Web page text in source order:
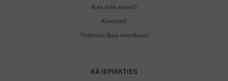
Kas mēs esam?
Kontakti
Tirdzniecības noteikumi
KĀ IEPIRKTIES